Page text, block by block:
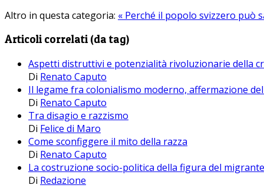
Altro in questa categoria: « Perché il popolo svizzero può
Articoli correlati (da tag)
Aspetti distruttivi e potenzialità rivoluzionarie della
Di Renato Caputo
Il legame fra colonialismo moderno, affermazione
Di Renato Caputo
Tra disagio e razzismo
Di Felice di Maro
Come sconfiggere il mito della razza
Di Renato Caputo
La costruzione socio-politica della figura del
Di Redazione